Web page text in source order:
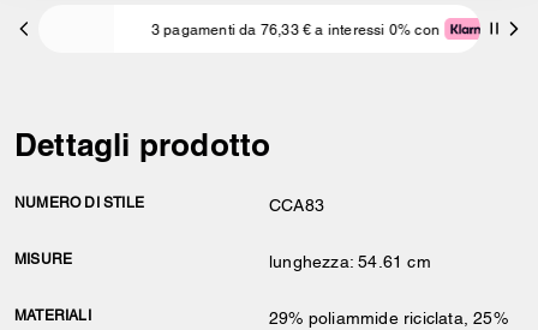
3 pagamenti da 76,33 € a interessi 0% con
Dettagli prodotto
NUMERO DI STILE CCA83
MISURE lunghezza: 54.61 cm
MATERIALI
29% poliammide riciclata, 25%